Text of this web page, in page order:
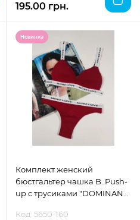
195.00 грн.
Новинка
Комплект женский
бюстгальтер чашка B. Push-
up с трусиками "DOMINANT"
Код: 5650-160